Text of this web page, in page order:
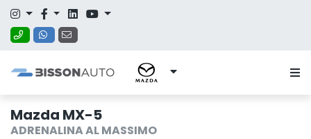
Mazda MX-5
ADRENALINA AL MASSIMO